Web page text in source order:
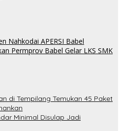
Nahkodai APERSI Babel
Permprov Babel Gelar LKS SMK
di Tempilang Temukan 45 Paket
Minimal Disulap Jadi